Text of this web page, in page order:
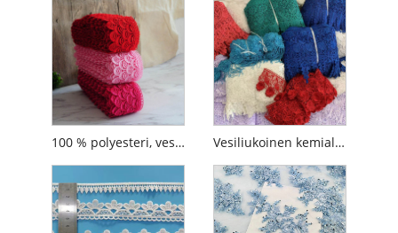
100 % polyesteri, vesiliukoinen ranskalainen värikirjonta Guipure-pitsi Vesiliukoinen kemiallinen polyesteripitsi